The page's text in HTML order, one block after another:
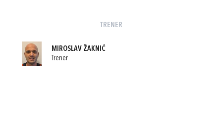
TRENER
MIROSLAV ŽAKNIĆ
Trener